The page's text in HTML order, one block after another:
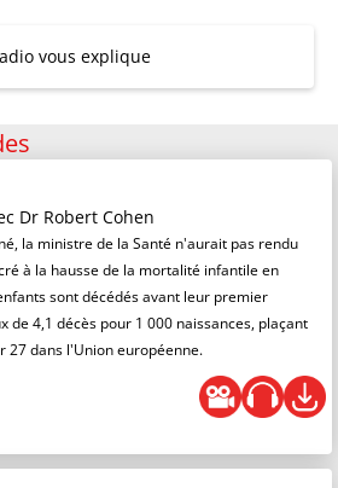
vous explique
Dr Robert Cohen
la ministre de la Santé n'aurait pas rendu
à la hausse de la mortalité infantile en
sont décédés avant leur premier
de 4,1 décès pour 1 000 naissances, plaçant
27 dans l'Union européenne.